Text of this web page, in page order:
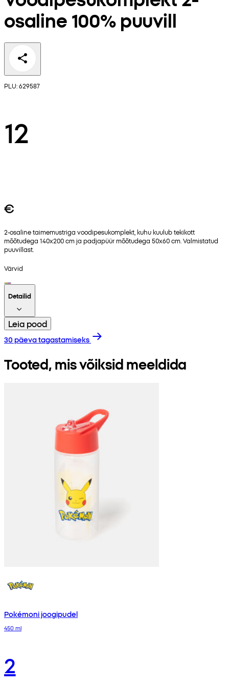
osaline 100% puuvill
PLU: 629587
12
€
2-osaline taimemustriga voodipesukomplekt, kuhu kuulub tekikott
mõõtudega 140x200 cm ja padjapüür mõõtudega 50x60 cm. Valmistatud
puuvillast.
Värvid
Detailid
Leia pood
30 päeva tagastamiseks
Tooted, mis võiksid meeldida
Pokémoni joogipudel
450 ml
2